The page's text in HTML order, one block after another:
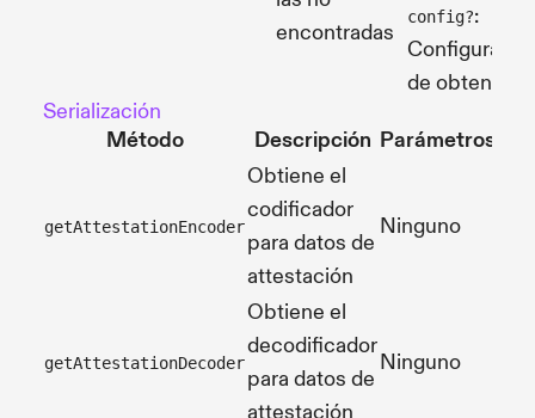
encontradas
config?:
de obtención
Serialización
Método
Descripción Parámetros
getAttestationEncoder
Obtiene el
codificador
para datos de
attestación
Ninguno
getAttestationDecoder
Obtiene el
decodificador
para datos de
attestación
Ninguno